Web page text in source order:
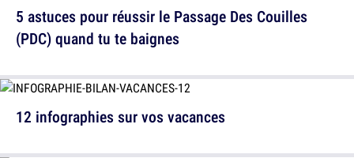
12 infographies sur vos vacances
5 astuces pour réussir le Passage Des Couilles
(PDC) quand tu te baignes